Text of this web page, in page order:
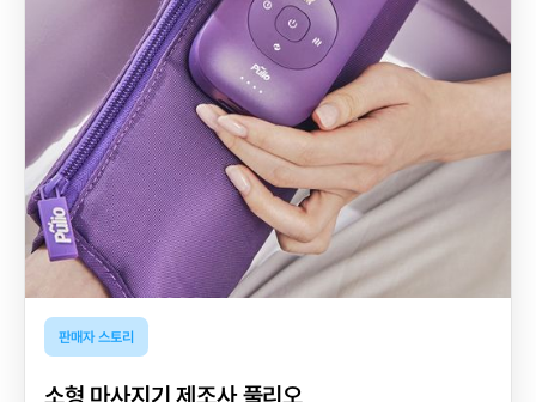
판매자 스토리
소형 마사지기 제조사 풀리오